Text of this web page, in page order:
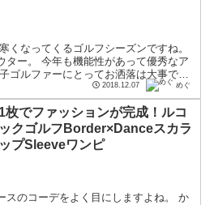
くなってくるゴルフシーズンですね。
ター。 今年も機能性があって優秀なア
ゴルファーにとってお洒落は大事です
よね？ 冬でもかっこいいシ...
2018.12.07 めぐ
1枚でファッションが完成！ルコ
ックゴルフBorder×Danceスカラ
ップSleeveワンピ
スのコーデをよく目にしますよね。 か